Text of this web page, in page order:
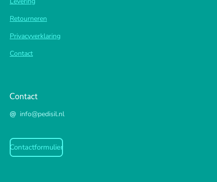
Retourneren
Privacyverklaring
Contact
Contact
@ info@pedisil.nl
Contactformulier